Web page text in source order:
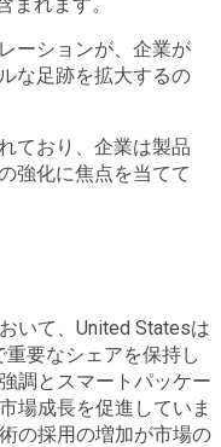
まれます。
ーションが、企業が
な足跡を拡大するの
ており、企業は製品
強化に焦点を当てて
いて、United Statesは
重要なシェアを保持し
調とスマートパッケー
場成長を促進していま
の採用の増加が市場の